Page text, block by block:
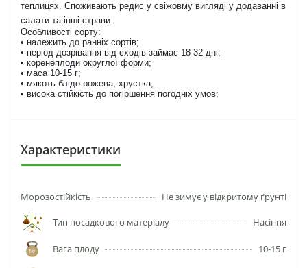
теплицях. Споживають редис у свіжовму вигляді у додаванні в
салати та інші страви.
Особливості сорту:
• належить до ранніх сортів;
• період дозрівання від сходів займає 18-32 дні;
• коренеплоди округлої форми;
• маса 10-15 г;
• мякоть блідо рожева, хрустка;
• висока стійкість до погіршення погодніх умов;
Характеристики
Морозостійкість Не зимує у відкритому ґрунті
Тип посадкового матеріалу Насіння
Вага плоду 10-15 г